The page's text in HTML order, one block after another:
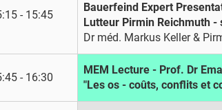
- 15:45
Bauerfeind Expert
Lutteur Pirmin Reichmuth
Dr méd. Markus Keller &
- 16:30
MEM Lecture - Prof. Dr
"Les os - coûts, conflits et